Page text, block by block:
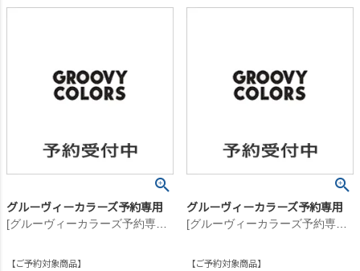
グルーヴィーカラーズ予約専用
[グルーヴィーカラーズ予約専用] テンジク GCS ポケット L/S TEE【8月入荷予定】 2BK黒
ご予約対象商品
グルーヴィーカラーズ予約専用
[グルーヴィーカラーズ予約専用] テンジク GCS ポケット L/S TEE【8月入荷予定】 2BK黒
ご予約対象商品